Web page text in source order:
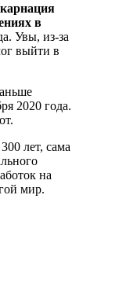
в
Увы, из-за
выйти в
2020 года.
лет, сама
на
мир.